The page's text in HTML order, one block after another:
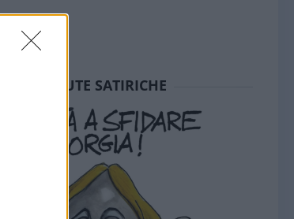
SEDUTE SATIRICHE